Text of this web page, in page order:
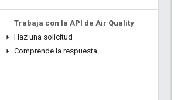
Trabaja con la API de Air Quality
Haz una solicitud
Comprende la respuesta